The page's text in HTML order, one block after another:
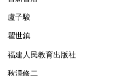
盧子駿
瞿世鎮
福建人民教育出版社
秋澤修二